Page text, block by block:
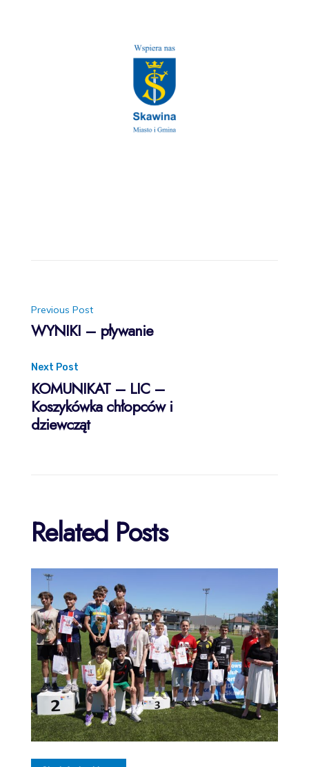
Post
navigation
Previous Post
WYNIKI – pływanie
Next Post
KOMUNIKAT – LIC –
Koszykówka chłopców i
dziewcząt
Related Posts